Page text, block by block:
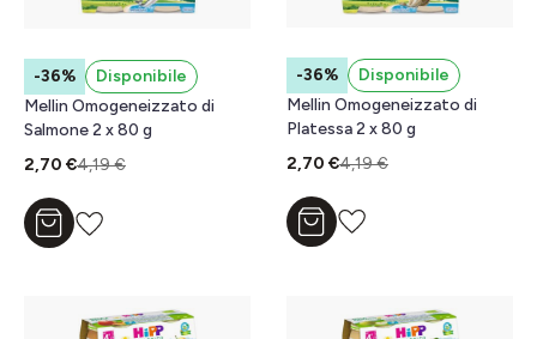
-36%
Disponibile
Mellin Omogeneizzato di
Salmone 2 x 80 g
2,70 €4,19 €
Aggiungi al carrello
-36%
Disponibile
Mellin Omogeneizzato di
Platessa 2 x 80 g
2,70 €4,19 €
Aggiungi al carrello